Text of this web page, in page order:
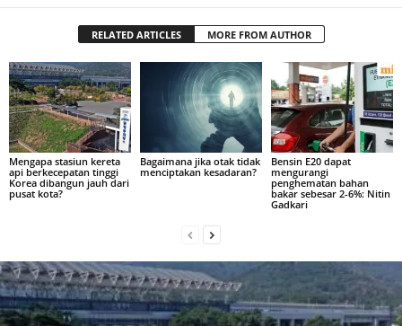
RELATED ARTICLES MORE FROM AUTHOR
Mengapa stasiun kereta
api berkecepatan tinggi
Korea dibangun jauh dari
pusat kota?
Bagaimana jika otak tidak
menciptakan kesadaran?
Bensin E20 dapat
mengurangi
penghematan bahan
bakar sebesar 2-6%: Nitin
Gadkari